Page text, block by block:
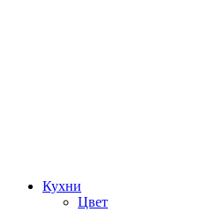
Кухни
Цвет